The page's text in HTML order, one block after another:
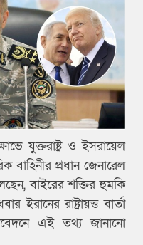
যুক্তরাষ্ট্র ও ইসরায়েল
বাহিনীর প্রধান জেনারেল
বাইরের শক্তির হুমকি
ইরানের রাষ্ট্রায়ত্ত বার্তা
এই তথ্য জানানো